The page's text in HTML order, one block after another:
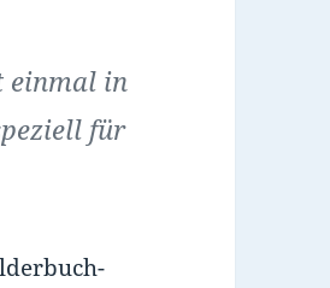
einmal in
für